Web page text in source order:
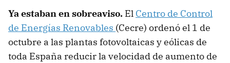
Ya estaban en sobreaviso. El Centro de Control
de Energías Renovables (Cecre) ordenó el 1 de
octubre a las plantas fotovoltaicas y eólicas de
toda España reducir la velocidad de aumento de